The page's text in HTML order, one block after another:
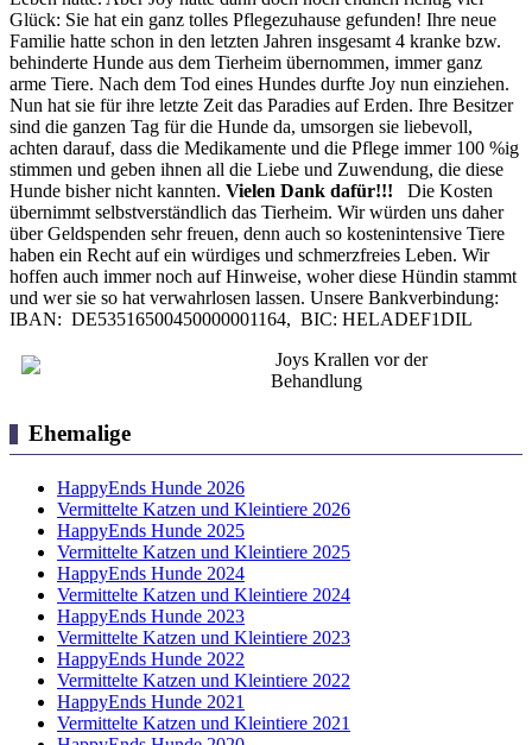
Glück: Sie hat ein ganz tolles Pflegezuhause gefunden! Ihre neue
Familie hatte schon in den letzten Jahren insgesamt 4 kranke bzw.
behinderte Hunde aus dem Tierheim übernommen, immer ganz
arme Tiere. Nach dem Tod eines Hundes durfte Joy nun einziehen.
Nun hat sie für ihre letzte Zeit das Paradies auf Erden. Ihre Besitzer
sind die ganzen Tag für die Hunde da, umsorgen sie liebevoll,
achten darauf, dass die Medikamente und die Pflege immer 100 %ig
stimmen und geben ihnen all die Liebe und Zuwendung, die diese
Hunde bisher nicht kannten. Vielen Dank dafür!!!
Die Kosten
übernimmt selbstverständlich das Tierheim. Wir würden uns daher
über Geldspenden sehr freuen, denn auch so kostenintensive Tiere
haben ein Recht auf ein würdiges und schmerzfreies Leben. Wir
hoffen auch immer noch auf Hinweise, woher diese Hündin stammt
und wer sie so hat verwahrlosen lassen. Unsere Bankverbindung:
IBAN: DE53516500450000001164, BIC: HELADEF1DIL
Joys Krallen vor der
Behandlung
Ehemalige
HappyEnds Hunde 2026
Vermittelte Katzen und Kleintiere 2026
HappyEnds Hunde 2025
Vermittelte Katzen und Kleintiere 2025
HappyEnds Hunde 2024
Vermittelte Katzen und Kleintiere 2024
HappyEnds Hunde 2023
Vermittelte Katzen und Kleintiere 2023
HappyEnds Hunde 2022
Vermittelte Katzen und Kleintiere 2022
HappyEnds Hunde 2021
Vermittelte Katzen und Kleintiere 2021